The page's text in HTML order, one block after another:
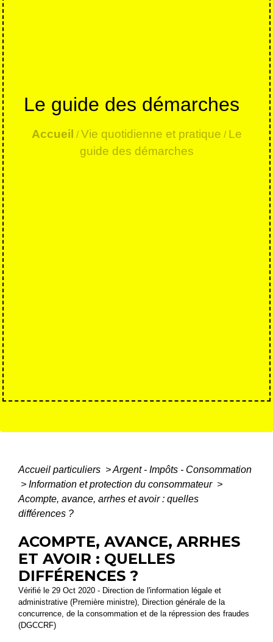
Le guide des démarches
Accueil /Vie quotidienne et pratique / Le
guide des démarches
Accueil particuliers >Argent - Impôts - Consommation
> Information et protection du consommateur >
Acompte, avance, arrhes et avoir : quelles
différences ?
ACOMPTE, AVANCE, ARRHES
ET AVOIR : QUELLES
DIFFÉRENCES ?
Vérifié le 29 Oct 2020 - Direction de l'information légale et
administrative (Première ministre), Direction générale de la
concurrence, de la consommation et de la répression des fraudes
(DGCCRF)